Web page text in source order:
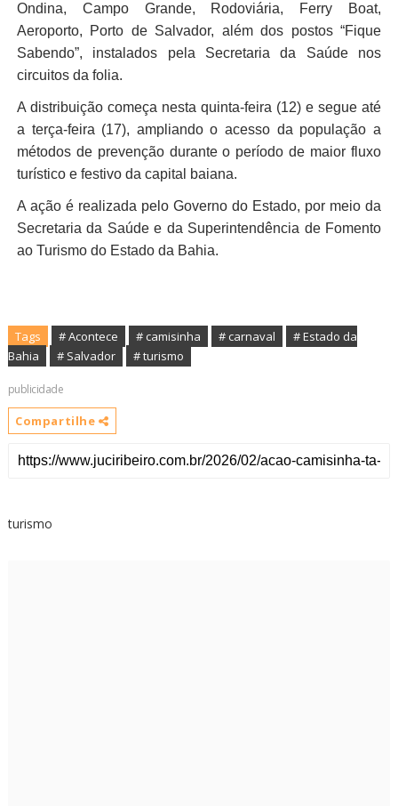
Ondina, Campo Grande, Rodoviária, Ferry Boat,
Aeroporto, Porto de Salvador, além dos postos “Fique
Sabendo”, instalados pela Secretaria da Saúde nos
circuitos da folia.
A distribuição começa nesta quinta-feira (12) e segue até
a terça-feira (17), ampliando o acesso da população a
métodos de prevenção durante o período de maior fluxo
turístico e festivo da capital baiana.
A ação é realizada pelo Governo do Estado, por meio da
Secretaria da Saúde e da Superintendência de Fomento
ao Turismo do Estado da Bahia.
Tags # Acontece # camisinha
# Estado da
Bahia
# Salvador‏ # turismo
publicidade
Compartilhe
turismo